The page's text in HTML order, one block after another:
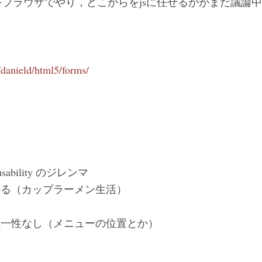
html5/forms/
のジレンマ
（カップラーメン生活）
性なし（メニューの位置とか）